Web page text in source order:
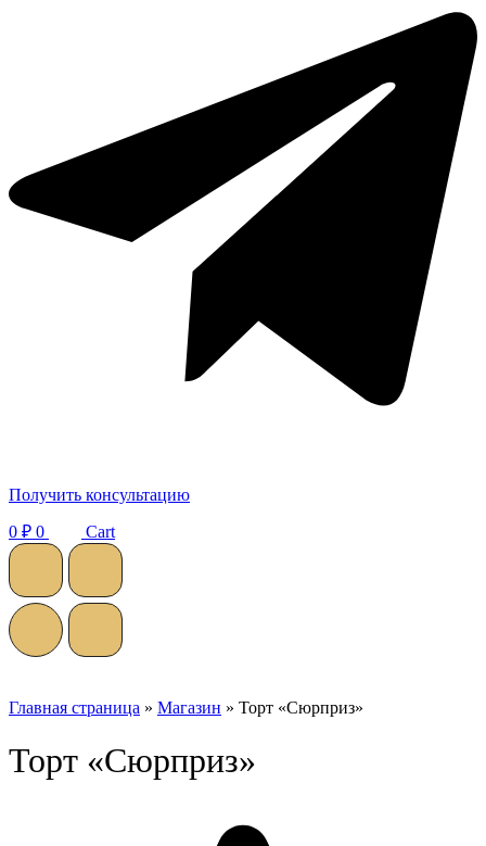
Получить консультацию
0 ₽ 0 Cart
Главная страница » Магазин » Торт «Сюрприз»
Торт «Сюрприз»